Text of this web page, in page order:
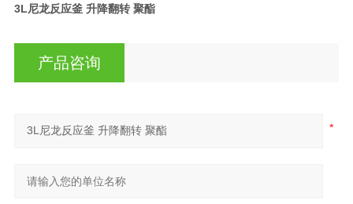
3L尼龙反应釜 升降翻转 聚酯
产品咨询